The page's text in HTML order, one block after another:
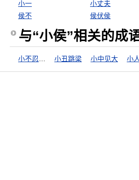
小一 小丈夫
侯不
侯伏侯
与“小侯”相关的成
小丑跳梁 小中见大 小